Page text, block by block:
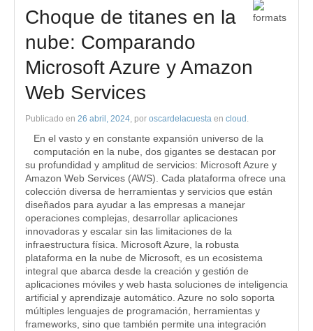
Choque de titanes en la
nube: Comparando
Microsoft Azure y Amazon
Web Services
Publicado en 26 abril, 2024, por oscardelacuesta en cloud .
En el vasto y en constante expansión universo de la
computación en la nube, dos gigantes se destacan por
su profundidad y amplitud de servicios: Microsoft Azure y
Amazon Web Services (AWS). Cada plataforma ofrece una
colección diversa de herramientas y servicios que están
diseñados para ayudar a las empresas a manejar
operaciones complejas, desarrollar aplicaciones
innovadoras y escalar sin las limitaciones de la
infraestructura física. Microsoft Azure, la robusta
plataforma en la nube de Microsoft, es un ecosistema
integral que abarca desde la creación y gestión de
aplicaciones móviles y web hasta soluciones de inteligencia
artificial y aprendizaje automático. Azure no solo soporta
múltiples lenguajes de programación, herramientas y
frameworks, sino que también permite una integración